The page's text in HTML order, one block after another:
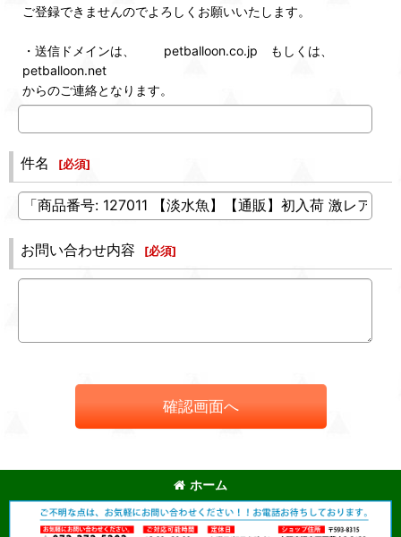
ご登録できませんのでよろしくお願いいたします。
・送信ドメインは、 petballoon.co.jp もしくは、
petballoon.net
からのご連絡となります。
件名 [必須]
お問い合わせ内容 [必須]
確認画面へ
ホーム